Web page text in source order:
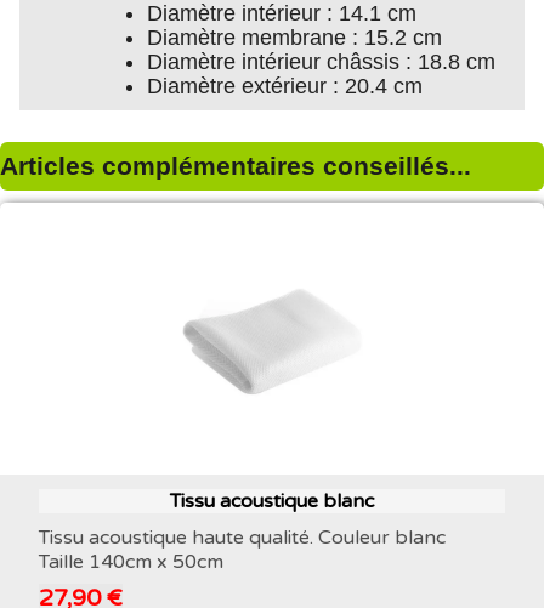
Diamètre intérieur : 14.1 cm
Diamètre membrane : 15.2 cm
Diamètre intérieur châssis : 18.8 cm
Diamètre extérieur : 20.4 cm
Articles complémentaires conseillés...
Tissu acoustique blanc
Tissu acoustique haute qualité. Couleur blanc
Taille 140cm x 50cm
27,90 €